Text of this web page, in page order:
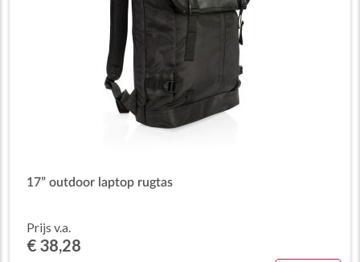
17” outdoor laptop rugtas
Prijs v.a.
€ 38,28